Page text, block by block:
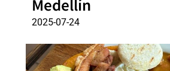
Medellín
2025-07-24